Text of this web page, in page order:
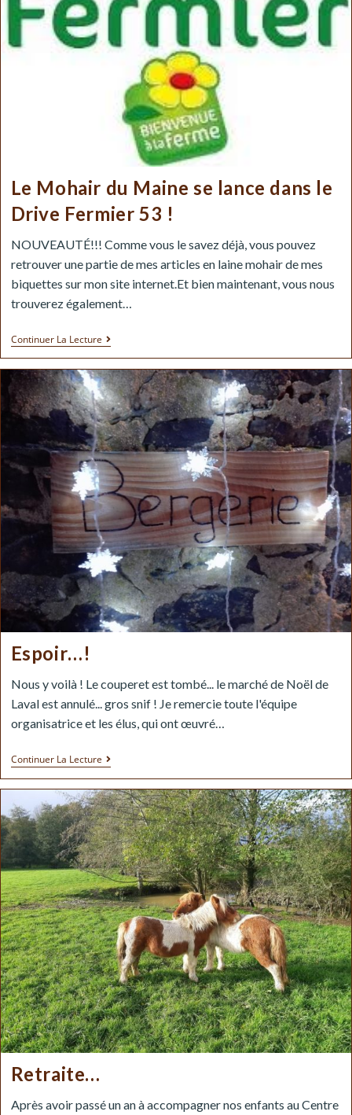
Le Mohair du Maine se lance dans le
Drive Fermier 53 !
NOUVEAUTÉ!!! Comme vous le savez déjà, vous pouvez
retrouver une partie de mes articles en laine mohair de mes
biquettes sur mon site internet.Et bien maintenant, vous nous
trouverez également…
Continuer La Lecture
Espoir…!
Nous y voilà ! Le couperet est tombé... le marché de Noël de
Laval est annulé... gros snif ! Je remercie toute l'équipe
organisatrice et les élus, qui ont œuvré…
Continuer La Lecture
Retraite…
Après avoir passé un an à accompagner nos enfants au Centre